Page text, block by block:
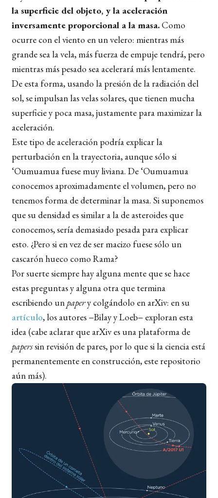
la superficie del objeto, y la aceleración
inversamente proporcional a la masa. Como
ocurre con el viento en un velero: mientras más
grande sea la vela, más fuerza de empuje tendrá, pero
mientras más pesado sea acelerará más lentamente.
De esta forma, usando la presión de la radiación del
sol, se impulsan las velas solares, que tienen mucha
superficie y poca masa, justamente para maximizar la
aceleración.
Este tipo de aceleración podría explicar la
perturbación en la trayectoria, aunque sólo si
‘Oumuamua fuese muy liviana. De ‘Oumuamua
conocemos aproximadamente el volumen, pero no
tenemos forma de determinar la masa. Si suponemos
que su densidad es similar a la de asteroides que
conocemos, sería demasiado pesada para explicar
esto. ¿Pero si en vez de ser macizo fuese sólo un
cascarón hueco como Rama?
Por suerte siempre hay alguna mente que se hace
estas preguntas y alguna otra que termina
escribiendo unpapery colgándolo en arXiv: en su
artículo, los autores −Bilay y Loeb− exploran esta
idea (cabe aclarar que arXiv es una plataforma de
paperssin revisión de pares, por lo que si la ciencia está
permanentemente en construcción, este repositorio
aún más).